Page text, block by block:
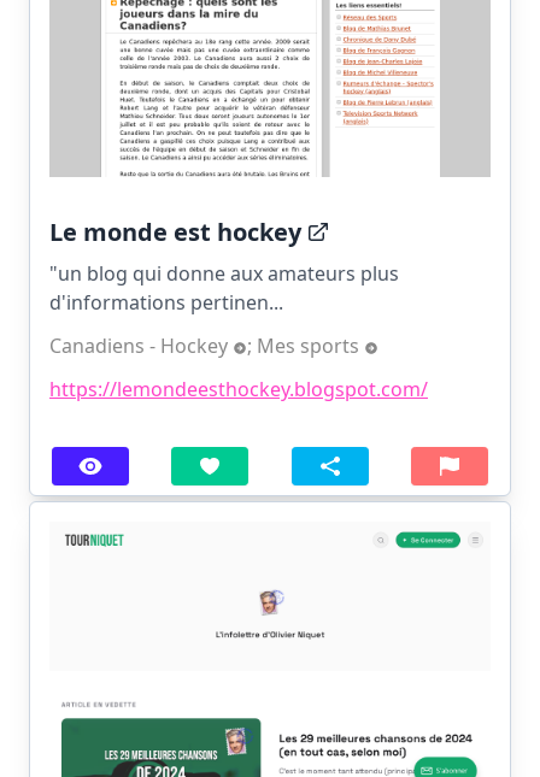
Le monde est hockey
"un blog qui donne aux amateurs plus
d'informations pertinen...
Canadiens - Hockey
; Mes sports
https://lemondeesthockey.blogspot.com/